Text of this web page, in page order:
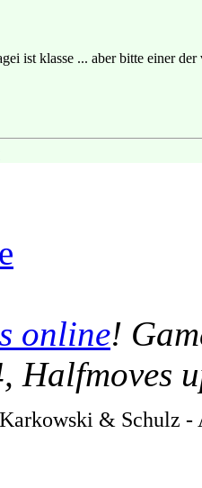
ist klasse ... aber bitte einer
online!
Halfmoves
& Schulz